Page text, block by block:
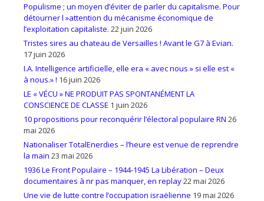
Populisme ; un moyen d’éviter de parler du capitalisme. Pour
détourner l »attention du mécanisme économique de
l’exploitation capitaliste. 22 juin 2026
Tristes sires au chateau de Versailles ! Avant le G7 à Evian.
17 juin 2026
I.A. Intelligence artificielle, elle era « avec nous » si elle est «
à nous.» ! 16 juin 2026
LE « VÉCU » NE PRODUIT PAS SPONTANÉMENT LA
CONSCIENCE DE CLASSE 1 juin 2026
10 propositions pour reconquérir l’électoral populaire RN 26
mai 2026
Nationaliser TotalEnerdies – l’heure est venue de reprendre
la main 23 mai 2026
1936 Le Front Populaire – 1944-1945 La Libération – Deux
documentaires à nr pas manquer, en replay22 mai 2026
Une vie de lutte contre l’occupation israëlienne 19 mai 2026